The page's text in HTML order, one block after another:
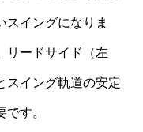
スイングになりま
リードサイド（左
スイング軌道の安定
す。